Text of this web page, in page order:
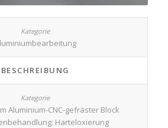
BESCHREIBUNG
Aluminium-CNC-gefräster Block
Harteloxierung